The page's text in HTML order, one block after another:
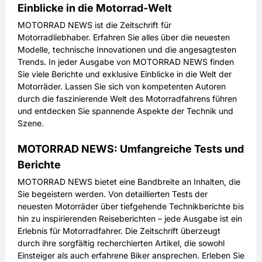
Einblicke in die Motorrad-Welt
MOTORRAD NEWS ist die Zeitschrift für
Motorradliebhaber. Erfahren Sie alles über die neuesten
Modelle, technische Innovationen und die angesagtesten
Trends. In jeder Ausgabe von MOTORRAD NEWS finden
Sie viele Berichte und exklusive Einblicke in die Welt der
Motorräder. Lassen Sie sich von kompetenten Autoren
durch die faszinierende Welt des Motorradfahrens führen
und entdecken Sie spannende Aspekte der Technik und
Szene.
MOTORRAD NEWS: Umfangreiche Tests und
Berichte
MOTORRAD NEWS bietet eine Bandbreite an Inhalten, die
Sie begeistern werden. Von detaillierten Tests der
neuesten Motorräder über tiefgehende Technikberichte bis
hin zu inspirierenden Reiseberichten – jede Ausgabe ist ein
Erlebnis für Motorradfahrer. Die Zeitschrift überzeugt
durch ihre sorgfältig recherchierten Artikel, die sowohl
Einsteiger als auch erfahrene Biker ansprechen. Erleben Sie